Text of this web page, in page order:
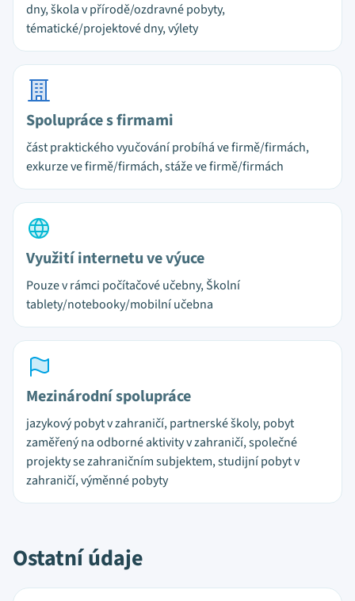
dny, škola v přírodě/ozdravné pobyty,
tématické/projektové dny, výlety
Spolupráce s firmami
část praktického vyučování probíhá ve firmě/firmách,
exkurze ve firmě/firmách, stáže ve firmě/firmách
Využití internetu ve výuce
Pouze v rámci počítačové učebny, Školní
tablety/notebooky/mobilní učebna
Mezinárodní spolupráce
jazykový pobyt v zahraničí, partnerské školy, pobyt
zaměřený na odborné aktivity v zahraničí, společné
projekty se zahraničním subjektem, studijní pobyt v
zahraničí, výměnné pobyty
Ostatní údaje